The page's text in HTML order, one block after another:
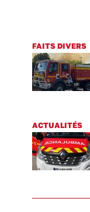
FAITS DIVERS
ACTUALITÉS